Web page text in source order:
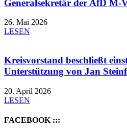
Generalsekretär der AfD M-
26. Mai 2026
LESEN
Kreisvorstand beschließt
Unterstützung von Jan
20. April 2026
LESEN
FACEBOOK :::